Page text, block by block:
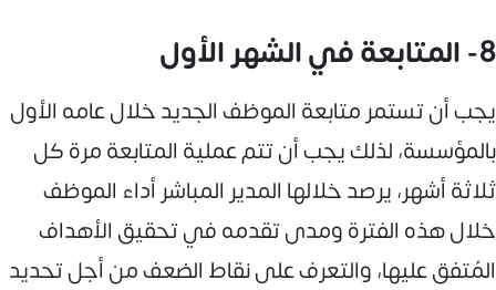
8- المتابعة في الشهر الأول
يجب أن تستمر متابعة الموظف الجديد خلال عامه الأول
بالمؤسسة، لذلك يجب أن تتم عملية المتابعة مرة كل
ثلاثة أشهر، يرصد خلالها المدير المباشر أداء الموظف
خلال هذه الفترة ومدى تقدمه في تحقيق الأهداف
المُتفق عليها، والتعرف على نقاط الضعف من أجل تحديد